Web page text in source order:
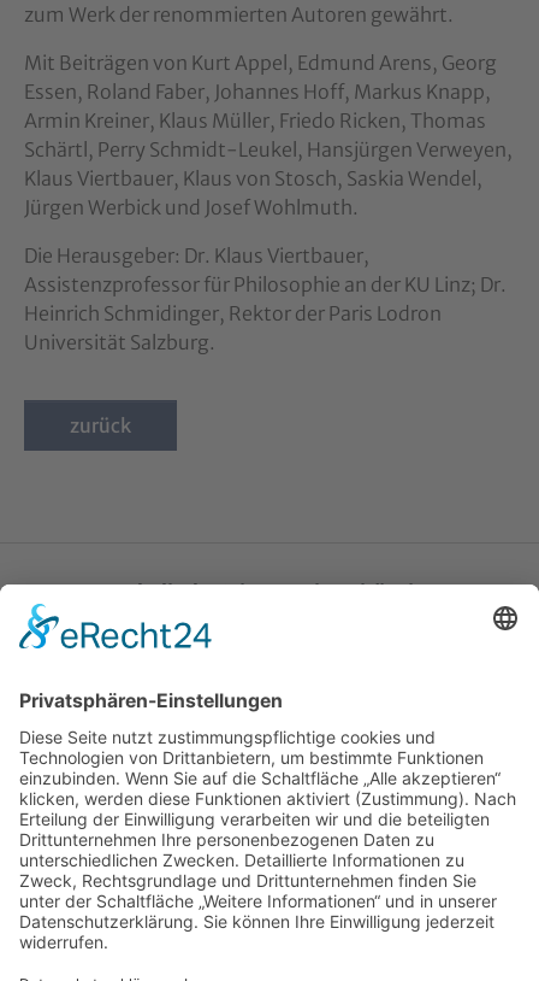
zum Werk der renommierten Autoren gewährt.
Mit Beiträgen von Kurt Appel, Edmund Arens, Georg
Essen, Roland Faber, Johannes Hoff, Markus Knapp,
Armin Kreiner, Klaus Müller, Friedo Ricken, Thomas
Schärtl, Perry Schmidt-Leukel, Hansjürgen Verweyen,
Klaus Viertbauer, Klaus von Stosch, Saskia Wendel,
Jürgen Werbick und Josef Wohlmuth.
Die Herausgeber: Dr. Klaus Viertbauer,
Assistenzprofessor für Philosophie an der KU Linz; Dr.
Heinrich Schmidinger, Rektor der Paris Lodron
Universität Salzburg.
zurück
Katholische Privat-Universität Linz
Bethlehemstraße 20
T:+43 732 / 784293
E:office[at]ku-linz.at